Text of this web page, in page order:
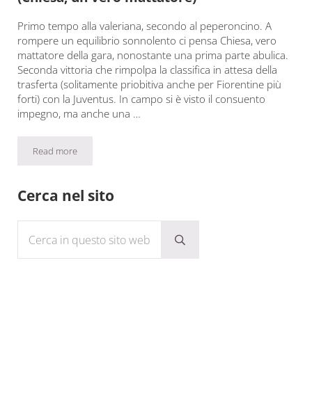
Primo tempo alla valeriana, secondo al peperoncino. A
rompere un equilibrio sonnolento ci pensa Chiesa, vero
mattatore della gara, nonostante una prima parte abulica.
Seconda vittoria che rimpolpa la classifica in attesa della
trasferta (solitamente priobitiva anche per Fiorentine più
forti) con la Juventus. In campo si è visto il consuento
impegno, ma anche una …
Read moreFiorentina-Bologna 2-1: io l’ho vista così (Chiesa, un vero
Sidebar
Cerca nel sito
Submit search